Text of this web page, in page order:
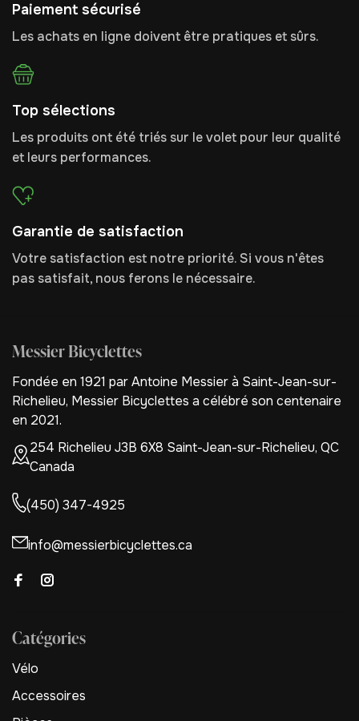
Paiement sécurisé
Les achats en ligne doivent être pratiques et sûrs.
Top sélections
Les produits ont été triés sur le volet pour leur qualité
et leurs performances.
Garantie de satisfaction
Votre satisfaction est notre priorité. Si vous n'êtes
pas satisfait, nous ferons le nécessaire.
Messier Bicyclettes
Fondée en 1921 par Antoine Messier à Saint-Jean-sur-
Richelieu, Messier Bicyclettes a célébré son centenaire
en 2021.
254 Richelieu J3B 6X8 Saint-Jean-sur-Richelieu, QC
Canada
(450) 347-4925
info@messierbicyclettes.ca
Catégories
Vélo
Accessoires